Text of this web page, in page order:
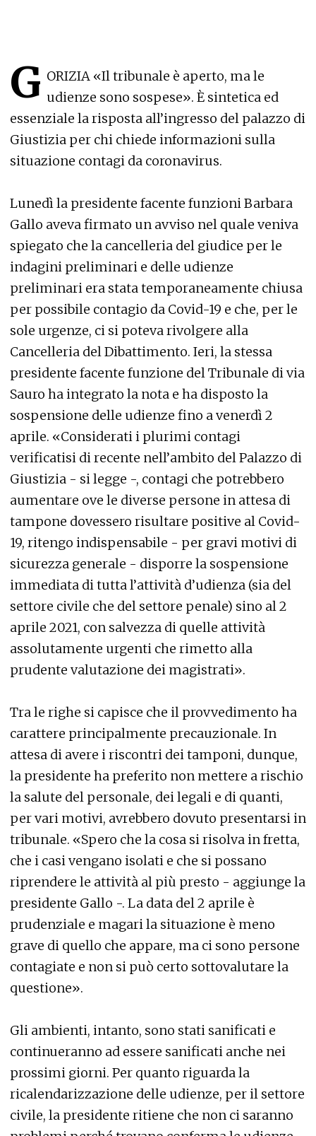
G ORIZIA «Il tribunale è aperto, ma le
udienze sono sospese». È sintetica ed
essenziale la risposta all’ingresso del palazzo di
Giustizia per chi chiede informazioni sulla
situazione contagi da coronavirus.
Lunedì la presidente facente funzioni Barbara
Gallo aveva firmato un avviso nel quale veniva
spiegato che la cancelleria del giudice per le
indagini preliminari e delle udienze
preliminari era stata temporaneamente chiusa
per possibile contagio da Covid-19 e che, per le
sole urgenze, ci si poteva rivolgere alla
Cancelleria del Dibattimento. Ieri, la stessa
presidente facente funzione del Tribunale di via
Sauro ha integrato la nota e ha disposto la
sospensione delle udienze fino a venerdì 2
aprile. «Considerati i plurimi contagi
verificatisi di recente nell’ambito del Palazzo di
Giustizia - si legge -, contagi che potrebbero
aumentare ove le diverse persone in attesa di
tampone dovessero risultare positive al Covid-
19, ritengo indispensabile - per gravi motivi di
sicurezza generale - disporre la sospensione
immediata di tutta l’attività d’udienza (sia del
settore civile che del settore penale) sino al 2
aprile 2021, con salvezza di quelle attività
assolutamente urgenti che rimetto alla
prudente valutazione dei magistrati».
Tra le righe si capisce che il provvedimento ha
carattere principalmente precauzionale. In
attesa di avere i riscontri dei tamponi, dunque,
la presidente ha preferito non mettere a rischio
la salute del personale, dei legali e di quanti,
per vari motivi, avrebbero dovuto presentarsi in
tribunale. «Spero che la cosa si risolva in fretta,
che i casi vengano isolati e che si possano
riprendere le attività al più presto - aggiunge la
presidente Gallo -. La data del 2 aprile è
prudenziale e magari la situazione è meno
grave di quello che appare, ma ci sono persone
contagiate e non si può certo sottovalutare la
questione».
Gli ambienti, intanto, sono stati sanificati e
continueranno ad essere sanificati anche nei
prossimi giorni. Per quanto riguarda la
ricalendarizzazione delle udienze, per il settore
civile, la presidente ritiene che non ci saranno